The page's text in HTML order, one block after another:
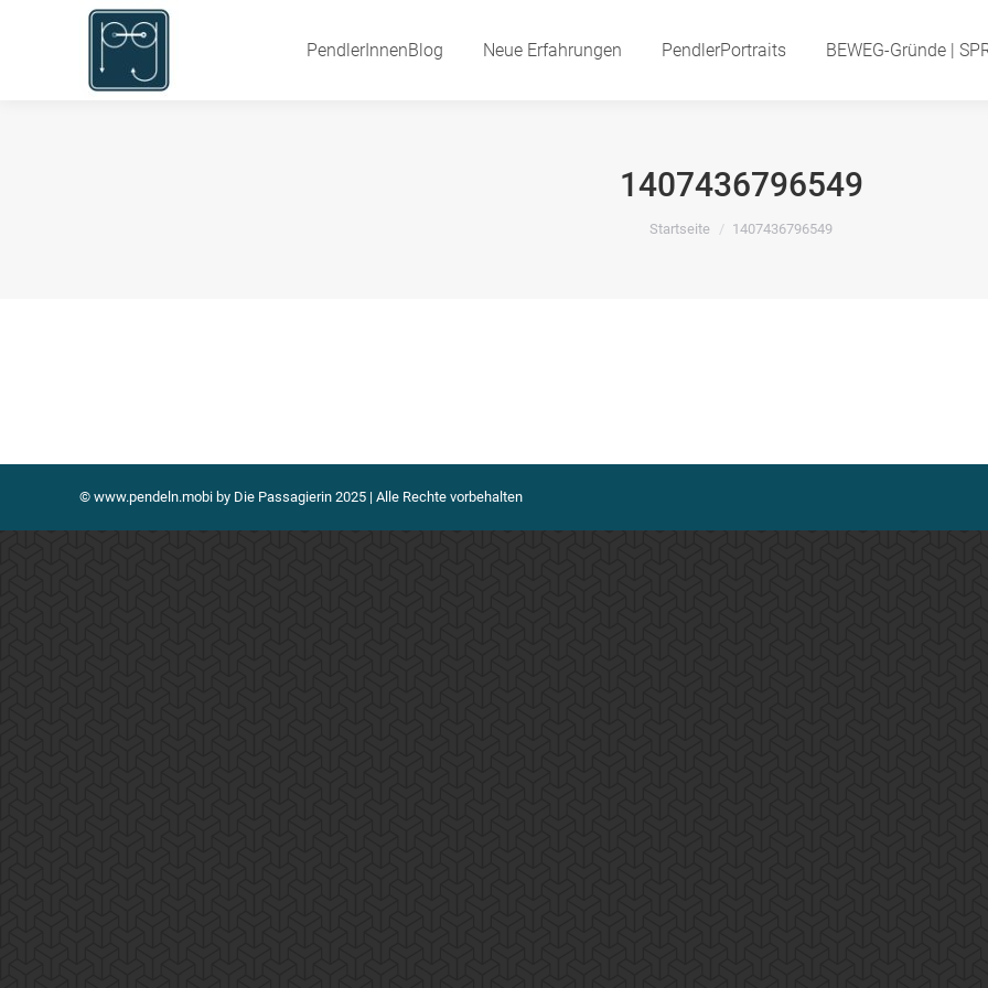
PendlerInnenBlog Neue Erfahrungen PendlerPortraits BEWEG-Gründe |
1407436796549
Startseite 1407436796549
© www.pendeln.mobi by Die Passagierin 2025 | Alle Rechte vorbehalten
PendlerInnenBlog Neue Erfahrungen PendlerPortraits BEWEG-Gründe |